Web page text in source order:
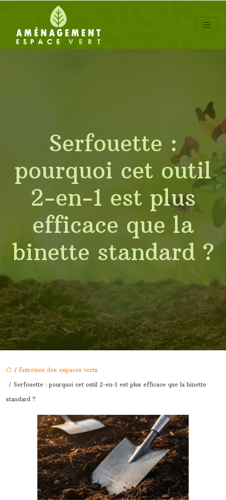
Serfouette :
pourquoi cet outil
2-en-1 est plus
efficace que la
binette standard ?
/ Entretien des espaces verts
/ Serfouette : pourquoi cet outil 2-en-1 est plus efficace que la binette
standard ?